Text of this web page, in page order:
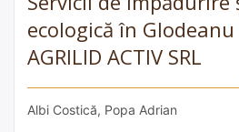
ecologică în
AGRILID ACTIV SRL
Albi Costică, Popa Adrian